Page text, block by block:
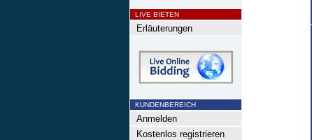
LIVE BIETEN
Erläuterungen
KUNDENBEREICH
Anmelden
Kostenlos registrieren